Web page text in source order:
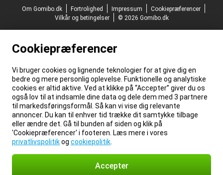
Om Gomibo.dk
Fortrolighed Impressum
Cookiepræferencer
Vilkår og betingelser
© 2026 Gomibo.dk
Cookiepræferencer
Vi bruger cookies og lignende teknologier for at give dig en
bedre og mere personlig oplevelse. Funktionelle og analytiske
cookies er altid aktive. Ved at klikke på “Accepter” giver du os
også lov til at indsamle dine data og dele dem med 3 partnere
til markedsføringsformål. Så kan vi vise dig relevante
annoncer. Du kan til enhver tid trække dit samtykke tilbage
eller ændre det. Gå til bunden af siden og klik på
'Cookiepræferencer' i footeren. Læs mere i vores
privatlivspolitikog cookiepolitik
Accepter